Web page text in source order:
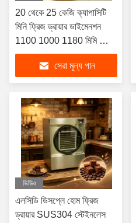
20 থেকে 25 কেজি ক্যাপাসিটি
মিনি ফ্রিজ ড্রায়ার ডাইমেনশন
1100 1000 1180 মিমি ফ্রিজ
শুকানোর জন্য উপযুক্ত সূক্ষ্ম জৈবিক
সেরা মূল্য পান
ভিডিও
এলসিডি ডিসপ্লে হোম ফ্রিজ
ড্রায়ার SUS304 স্টেইনলেস